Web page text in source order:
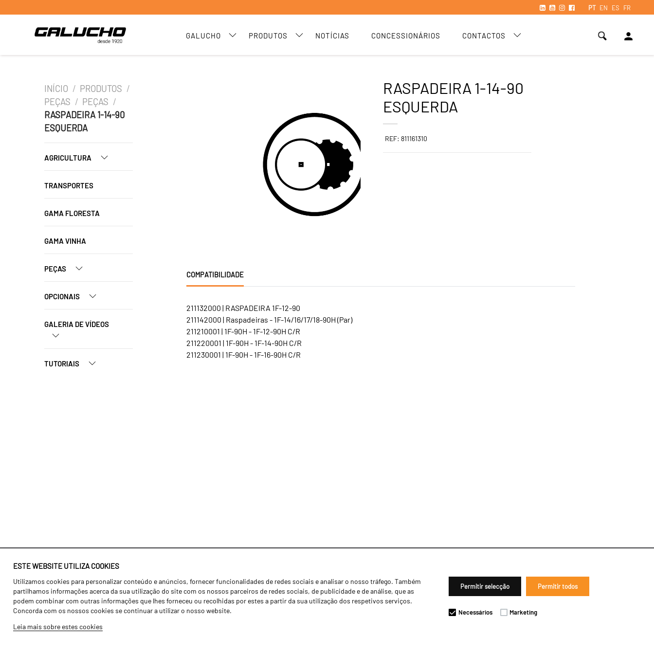
PT EN ES FR
GALUCHO PRODUTOS NOTÍCIAS CONCESSIONÁRIOS CONTACTOS person
ESTE WEBSITE UTILIZA COOKIES
Utilizamos cookies para personalizar conteúdo e anúncios, fornecer funcionalidades de redes sociais e analisar o nosso tráfego. Também
partilhamos informações acerca da sua utilização do site com os nossos parceiros de redes sociais, de publicidade e de análise, que as
podem combinar com outras informações que lhes forneceu ou recolhidas por estes a partir da sua utilização dos respetivos serviços.
Concorda com os nossos cookies se continuar a utilizar o nosso website.
Leia mais sobre estes cookies
Permitir selecção Permitir todos
Necessários Marketing
INÍCIO / PRODUTOS /
PEÇAS / PEÇAS /
RASPADEIRA 1-14-90
ESQUERDA
AGRICULTURA
TRANSPORTES
GAMA FLORESTA
GAMA VINHA
PEÇAS
OPCIONAIS
GALERIA DE VÍDEOS
TUTORIAIS
RASPADEIRA 1-14-90
ESQUERDA
REF: 811161310
COMPATIBILIDADE
211132000 | RASPADEIRA 1F-12-90
211142000 | Raspadeiras - 1F-14/16/17/18-90H (Par)
211210001 | 1F-90H - 1F-12-90H C/R
211220001 | 1F-90H - 1F-14-90H C/R
211230001 | 1F-90H - 1F-16-90H C/R
Identidade
História
Fábrica / Produção
Recursos Humanos
Agricultura
Transportes
Gama Floresta
Notícias
Concessionários